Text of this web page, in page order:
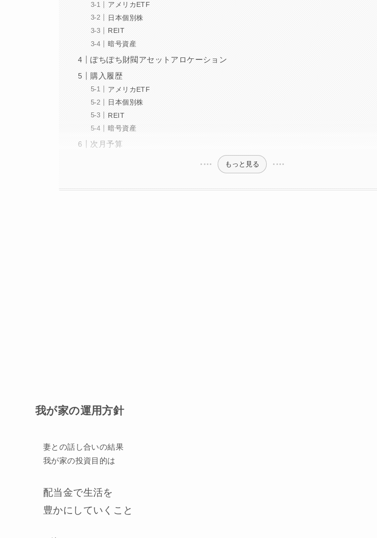
アメリカETF
日本個別株
REIT
暗号資産
ぽちぽち財閥アセットアロケーション
購入履歴
アメリカETF
日本個別株
REIT
暗号資産
次月予算
もっと見る
我が家の運用方針
妻との話し合いの結果
我が家の投資目的は
配当金で生活を
豊かにしていくこと